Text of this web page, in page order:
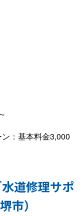
：基本料金3,000
道修理サポ
市）